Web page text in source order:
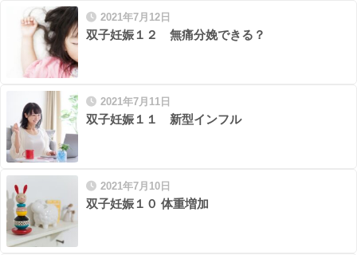
2021年7月12日
双子妊娠１２ 無痛分娩できる？
2021年7月11日
双子妊娠１１ 新型インフル
2021年7月10日
双子妊娠１０ 体重増加